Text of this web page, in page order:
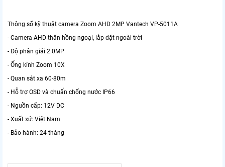
Thông số kỹ thuật camera Zoom AHD 2MP Vantech VP-5011A
- Camera AHD thân hồng ngoại, lắp đặt ngoài trời
- Độ phân giải 2.0MP
- Ống kính Zoom 10X
- Quan sát xa 60-80m
- Hỗ trợ OSD và chuẩn chống nước IP66
- Nguồn cấp: 12V DC
- Xuất xứ: Việt Nam
- Bảo hành: 24 tháng